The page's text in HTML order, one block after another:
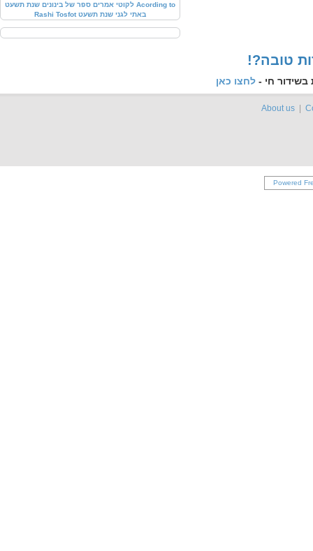
לקוטי אמרים ספר של בינונים שנת תשעט Acording to
Rashi Tosfot באתי לגני שנת תשעט
טובה
בשידור חי - לחצו כאן
About us|
Powered